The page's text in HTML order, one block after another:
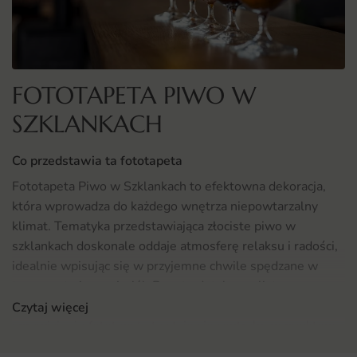
FOTOTAPETA PIWO W
SZKLANKACH
Co przedstawia ta fototapeta
Fototapeta Piwo w Szklankach to efektowna dekoracja,
która wprowadza do każdego wnętrza niepowtarzalny
klimat. Tematyka przedstawiająca złociste piwo w
szklankach doskonale oddaje atmosferę relaksu i radości,
idealnie wpisując się w przyjemne chwile spędzane w
odwzorowanie piwa oraz ciepłe odcienie brązu i beżu
Czytaj więcej